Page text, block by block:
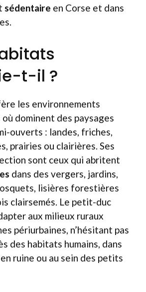
sédentaire en Corse et dans
t-il ?
les environnements
dominent des paysages
ouverts : landes, friches,
prairies ou clairières. Ses
sont ceux qui abritent
dans des vergers, jardins,
lisières forestières
clairsemés. Le petit-duc
aux milieux ruraux
périurbaines, n’hésitant pas
des habitats humains, dans
ruine ou au sein des petits